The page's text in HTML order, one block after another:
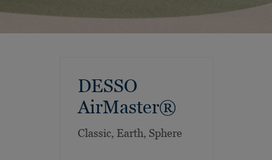
DESSO
AirMaster®
Classic, Earth, Sphere